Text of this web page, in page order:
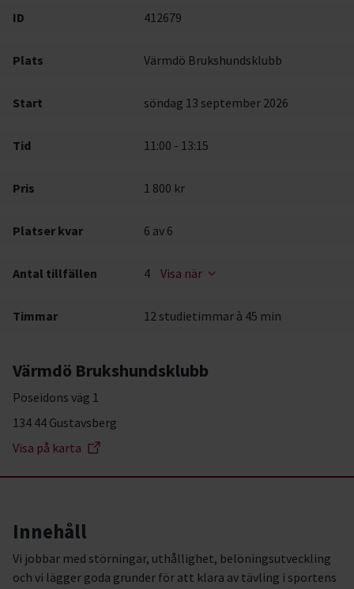
ID 412679
Plats Värmdö Brukshundsklubb
Start söndag 13 september 2026
Tid 11:00 - 13:15
Pris 1 800 kr
Platser kvar 6 av 6
Antal tillfällen 4 Visa när
Timmar 12 studietimmar à 45 min
Värmdö Brukshundsklubb
Poseidons väg 1
134 44 Gustavsberg
Visa på karta
Innehåll
Vi jobbar med störningar, uthållighet, belöningsutveckling
och vi lägger goda grunder för att klara av tävling i sportens